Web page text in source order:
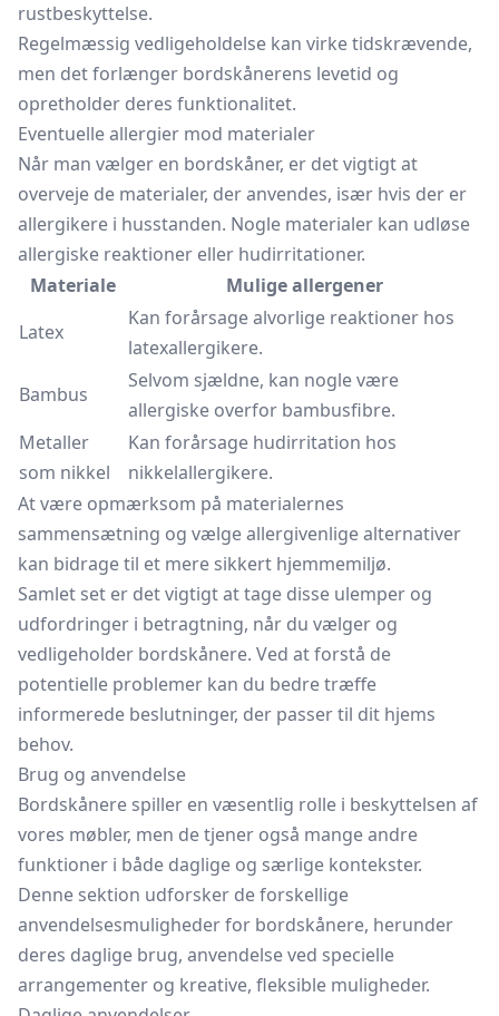
rustbeskyttelse.
Regelmæssig vedligeholdelse kan virke tidskrævende,
men det forlænger bordskånerens levetid og
opretholder deres funktionalitet.
Eventuelle allergier mod materialer
Når man vælger en bordskåner, er det vigtigt at
overveje de materialer, der anvendes, især hvis der er
allergikere i husstanden. Nogle materialer kan udløse
allergiske reaktioner eller hudirritationer.
Materiale
Mulige allergener
Latex
Kan forårsage alvorlige reaktioner hos
latexallergikere.
Bambus
Selvom sjældne, kan nogle være
allergiske overfor bambusfibre.
Metaller
som nikkel
Kan forårsage hudirritation hos
nikkelallergikere.
At være opmærksom på materialernes
sammensætning og vælge allergivenlige alternativer
kan bidrage til et mere sikkert hjemmemiljø.
Samlet set er det vigtigt at tage disse ulemper og
udfordringer i betragtning, når du vælger og
vedligeholder bordskånere. Ved at forstå de
potentielle problemer kan du bedre træffe
informerede beslutninger, der passer til dit hjems
behov.
Brug og anvendelse
Bordskånere spiller en væsentlig rolle i beskyttelsen af
vores møbler, men de tjener også mange andre
funktioner i både daglige og særlige kontekster.
Denne sektion udforsker de forskellige
anvendelsesmuligheder for bordskånere, herunder
deres daglige brug, anvendelse ved specielle
arrangementer og kreative, fleksible muligheder.